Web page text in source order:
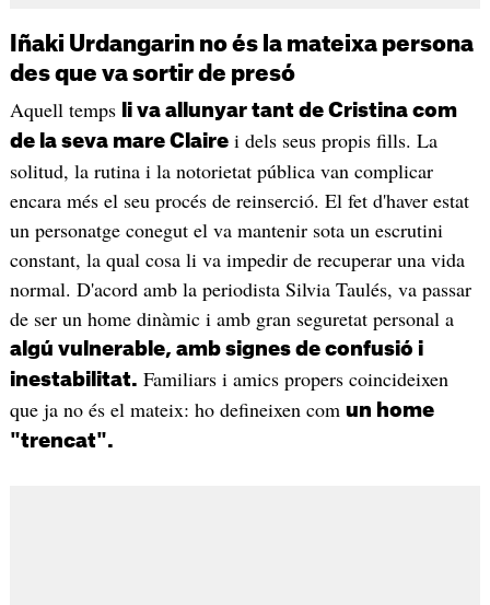
Iñaki Urdangarin no és la mateixa persona
des que va sortir de presó
Aquell temps
li va allunyar tant de Cristina com
de la seva mare Clairei dels seus propis fills. La
solitud, la rutina i la notorietat pública van complicar
encara més el seu procés de reinserció. El fet d'haver estat
un personatge conegut el va mantenir sota un escrutini
constant, la qual cosa li va impedir de recuperar una vida
normal. D'acord amb la periodista Silvia Taulés, va passar
de ser un home dinàmic i amb gran seguretat personal a
algú vulnerable, amb signes de confusió i
inestabilitat. Familiars i amics propers coincideixen
que ja no és el mateix: ho defineixen com un home
"trencat".